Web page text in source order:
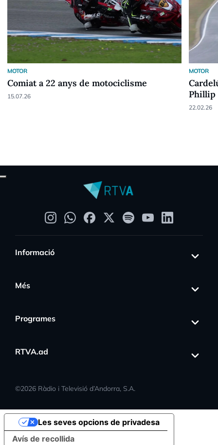
MOTOR
Comiat a 22 anys de motociclisme
15.07.26
MOTOR
Phillip
22.02.26
Informació
Més
Programes
RTVA.ad
©2026 Ràdio i Televisió d’Andorra, S.A.
Avís de recollida
Les seves opcions de privadesa